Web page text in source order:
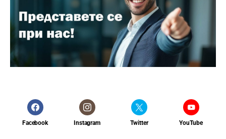
Facebook Instagram Twitter YouTube